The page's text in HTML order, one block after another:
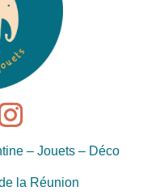
– Jouets – Déco
la Réunion